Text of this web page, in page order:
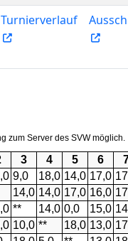
Turnierverlauf